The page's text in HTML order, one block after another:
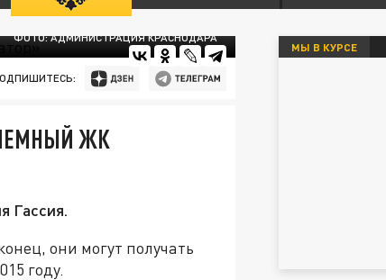
ФОТО: АДМИНИСТРАЦИЯ КРАСНОДАРА
ЖК
Гассия.
они могут получать
году.
МЫ В КУРСЕ